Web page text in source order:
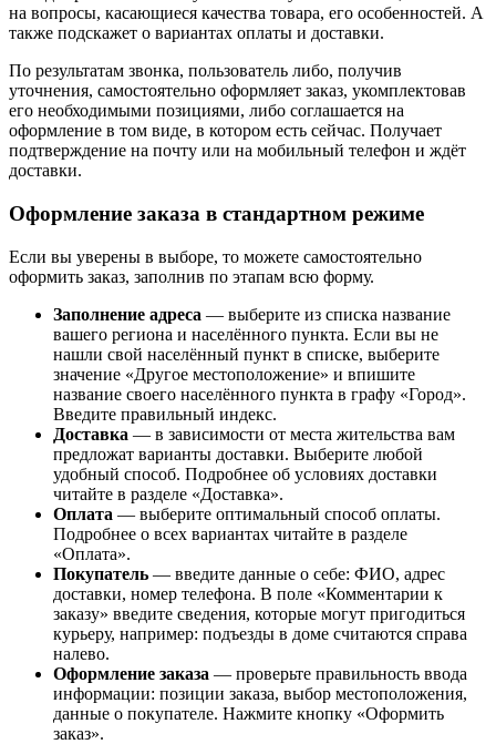
на вопросы, касающиеся качества товара, его особенностей. А
также подскажет о вариантах оплаты и доставки.
По результатам звонка, пользователь либо, получив
уточнения, самостоятельно оформляет заказ, укомплектовав
его необходимыми позициями, либо соглашается на
оформление в том виде, в котором есть сейчас. Получает
подтверждение на почту или на мобильный телефон и ждёт
доставки.
Оформление заказа в стандартном режиме
Если вы уверены в выборе, то можете самостоятельно
оформить заказ, заполнив по этапам всю форму.
Заполнение адреса — выберите из списка название
вашего региона и населённого пункта. Если вы не
нашли свой населённый пункт в списке, выберите
значение «Другое местоположение» и впишите
название своего населённого пункта в графу «Город».
Введите правильный индекс.
Доставка — в зависимости от места жительства вам
предложат варианты доставки. Выберите любой
удобный способ. Подробнее об условиях доставки
читайте в разделе «Доставка».
Оплата — выберите оптимальный способ оплаты.
Подробнее о всех вариантах читайте в разделе
«Оплата».
Покупатель — введите данные о себе: ФИО, адрес
доставки, номер телефона. В поле «Комментарии к
заказу» введите сведения, которые могут пригодиться
курьеру, например: подъезды в доме считаются справа
налево.
Оформление заказа — проверьте правильность ввода
информации: позиции заказа, выбор местоположения,
данные о покупателе. Нажмите кнопку «Оформить
заказ».